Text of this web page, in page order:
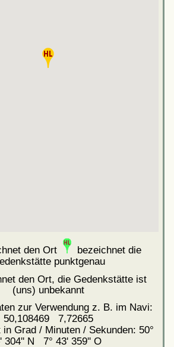
den Ort
bezeichnet die
punktgenau
den Ort, die Gedenkstätte ist
(uns) unbekannt
zur Verwendung z. B. im Navi:
50,108469 7,72665
in Grad / Minuten / Sekunden: 50°
304'' N 7° 43' 359'' O